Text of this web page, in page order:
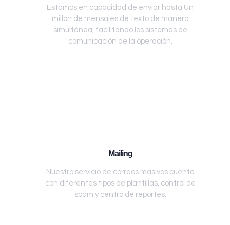
Estamos en capacidad de enviar hasta Un
millón de mensajes de texto de manera
simultánea, facilitando los sistemas de
comunicación de la operación.
Mailing
Nuestro servicio de correos masivos cuenta
con diferentes tipos de plantillas, control de
spam y centro de reportes.